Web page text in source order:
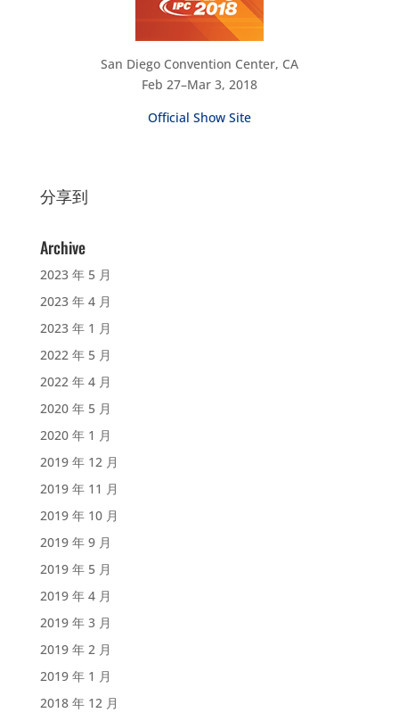
San Diego Convention Center, CA
Feb 27–Mar 3, 2018
Official Show Site
分享到
Archive
2023 年 5 月
2023 年 4 月
2023 年 1 月
2022 年 5 月
2022 年 4 月
2020 年 5 月
2020 年 1 月
2019 年 12 月
2019 年 11 月
2019 年 10 月
2019 年 9 月
2019 年 5 月
2019 年 4 月
2019 年 3 月
2019 年 2 月
2019 年 1 月
2018 年 12 月